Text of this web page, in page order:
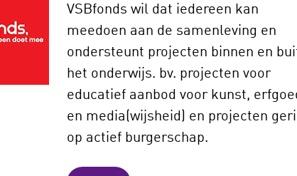
VSBfonds wil dat iedereen kan
meedoen aan de samenleving en
ondersteunt projecten binnen en
het onderwijs. bv. projecten voor
educatief aanbod voor kunst,
en media(wijsheid) en projecten
op actief burgerschap.